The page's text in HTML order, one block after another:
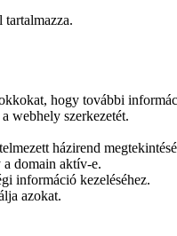
hogy további
webhely szerkezetét.
házirend
a domain aktív-e.
információ kezeléséhez.
azokat.